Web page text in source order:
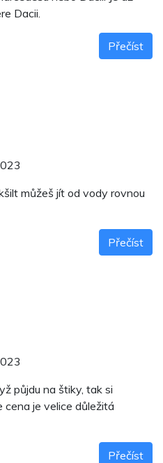
Dacii.
Přečíst
můžeš jít od vody rovnou
Přečíst
půjdu na štiky, tak si
cena je velice důležitá
Přečíst